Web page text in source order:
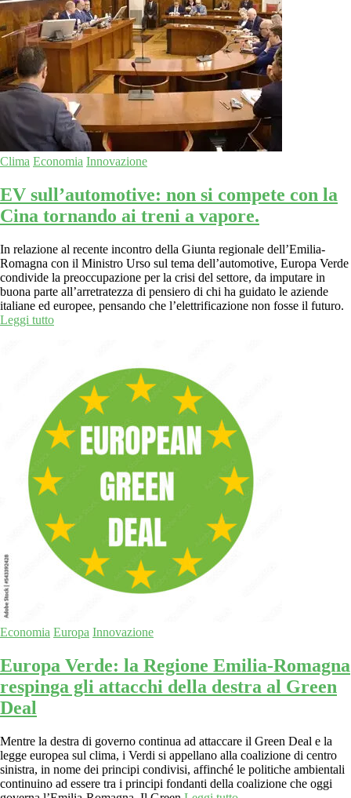
Clima Economia Innovazione
EV sull’automotive: non si compete con la
Cina tornando ai treni a vapore.
In relazione al recente incontro della Giunta regionale dell’Emilia-
Romagna con il Ministro Urso sul tema dell’automotive, Europa Verde
condivide la preoccupazione per la crisi del settore, da imputare in
buona parte all’arretratezza di pensiero di chi ha guidato le aziende
italiane ed europee, pensando che l’elettrificazione non fosse il futuro.
Leggi tutto
Economia Europa Innovazione
Europa Verde: la Regione Emilia-Romagna
respinga gli attacchi della destra al Green
Deal
Mentre la destra di governo continua ad attaccare il Green Deal e la
legge europea sul clima, i Verdi si appellano alla coalizione di centro
sinistra, in nome dei principi condivisi, affinché le politiche ambientali
continuino ad essere tra i principi fondanti della coalizione che oggi